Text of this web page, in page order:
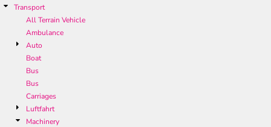
Transport
All Terrain Vehicle
Ambulance
Auto
Boat
Bus
Bus
Carriages
Luftfahrt
Machinery